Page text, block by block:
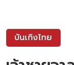
บันเทิงไทย